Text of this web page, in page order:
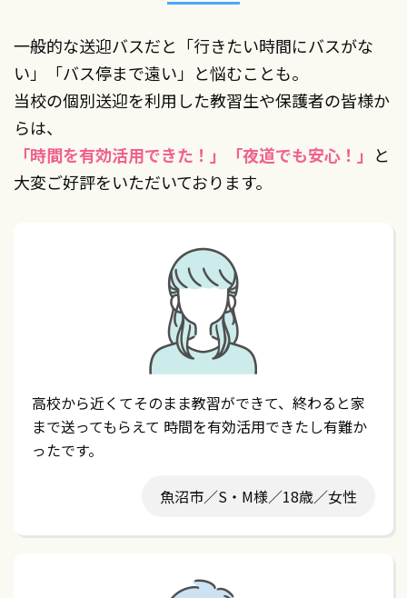
一般的な送迎バスだと「行きたい時間にバスがな
い」「バス停まで遠い」と悩むことも。
当校の個別送迎を利用した教習生や保護者の皆様か
らは、
「時間を有効活用できた！」「夜道でも安心！」 と
大変ご好評をいただいております。
高校から近くてそのまま教習ができて、終わると家
まで送ってもらえて 時間を有効活用できたし有難か
ったです。
魚沼市／S・M様／18歳／女性